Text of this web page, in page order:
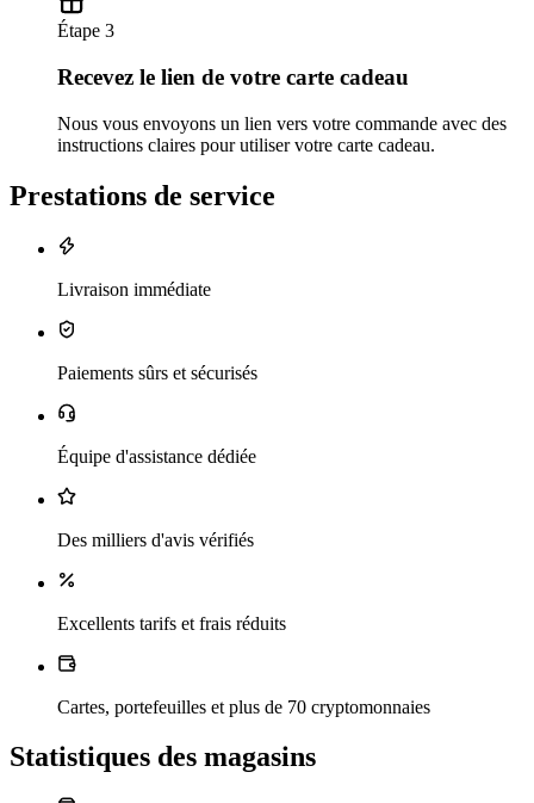
Étape 3
Recevez le lien de votre carte cadeau
Nous vous envoyons un lien vers votre commande avec des
instructions claires pour utiliser votre carte cadeau.
Prestations de service
Livraison immédiate
Paiements sûrs et sécurisés
Équipe d'assistance dédiée
Des milliers d'avis vérifiés
Excellents tarifs et frais réduits
Cartes, portefeuilles et plus de 70 cryptomonnaies
Statistiques des magasins